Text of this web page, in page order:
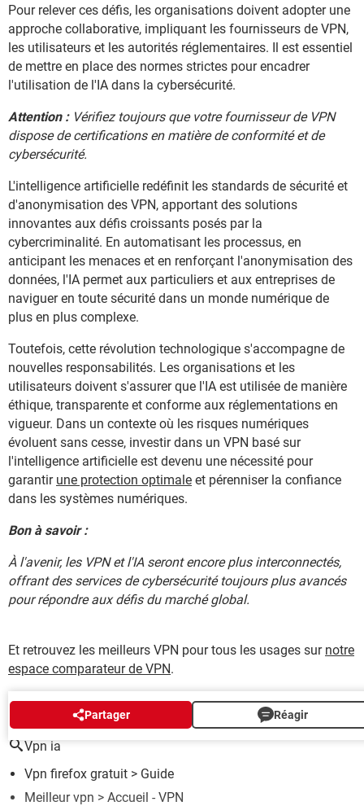
Pour relever ces défis, les organisations doivent adopter une
approche collaborative, impliquant les fournisseurs de VPN,
les utilisateurs et les autorités réglementaires. Il est essentiel
de mettre en place des normes strictes pour encadrer
l'utilisation de l'IA dans la cybersécurité.
Attention :Vérifiez toujours que votre fournisseur de VPN
dispose de certifications en matière de conformité et de
cybersécurité.
L'intelligence artificielle redéfinit les standards de sécurité et
d'anonymisation des VPN, apportant des solutions
innovantes aux défis croissants posés par la
cybercriminalité. En automatisant les processus, en
anticipant les menaces et en renforçant l'anonymisation des
données, l'IA permet aux particuliers et aux entreprises de
naviguer en toute sécurité dans un monde numérique de
plus en plus complexe.
Toutefois, cette révolution technologique s'accompagne de
nouvelles responsabilités. Les organisations et les
utilisateurs doivent s'assurer que l'IA est utilisée de manière
éthique, transparente et conforme aux réglementations en
vigueur. Dans un contexte où les risques numériques
évoluent sans cesse, investir dans un VPN basé sur
l'intelligence artificielle est devenu une nécessité pour
garantir une protection optimale et pérenniser la confiance
dans les systèmes numériques.
Bon à savoir :
À l'avenir, les VPN et l'IA seront encore plus interconnectés,
offrant des services de cybersécurité toujours plus avancés
pour répondre aux défis du marché global.
Et retrouvez les meilleurs VPN pour tous les usages sur notre
espace comparateur de VPN.
Partager Réagir
AUTOUR DU MÊME SUJET
Vpn ia
Vpn firefox gratuit > Guide
Meilleur vpn > Accueil - VPN